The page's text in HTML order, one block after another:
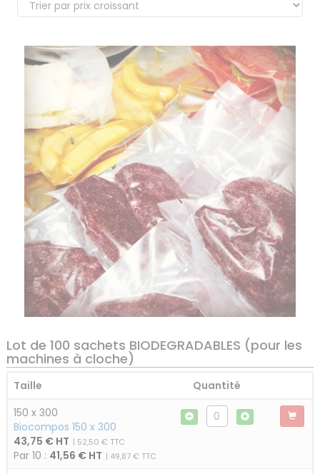
Lot de 100 sachets BIODEGRADABLES (pour les
machines à cloche)
Taille
Quantité
150 x 300
Biocompos 150 x 300
43,75 € HT | 52,50 € TTC
Par 10 : 41,56 € HT | 49,87 € TTC